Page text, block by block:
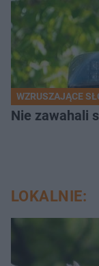
WZRUSZAJĄCE
Nie zawahali
LOKALNIE: